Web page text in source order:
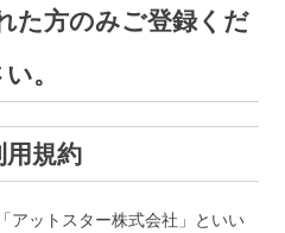
た方のみご登録くだ
。
用規約
アットスター株式会社」といい